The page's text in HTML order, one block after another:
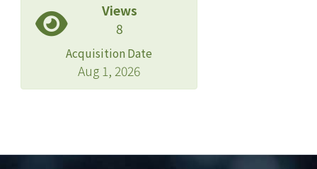
Views
8
Acquisition Date
Aug 1, 2026